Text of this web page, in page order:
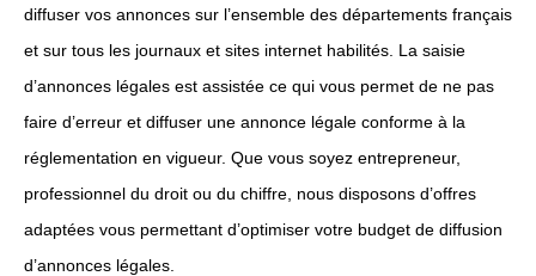
diffuser vos annonces sur l’ensemble des départements français
et sur tous les journaux et sites internet habilités. La saisie
d’annonces légales est assistée ce qui vous permet de ne pas
faire d’erreur et diffuser une annonce légale conforme à la
réglementation en vigueur. Que vous soyez entrepreneur,
professionnel du droit ou du chiffre, nous disposons d’offres
adaptées vous permettant d’optimiser votre budget de diffusion
d’annonces légales.